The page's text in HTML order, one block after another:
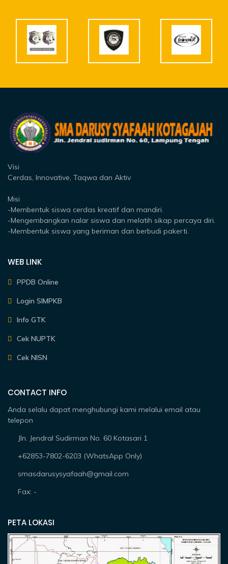
Visi
Cerdas, Innovative, Taqwa dan Aktiv
Misi
-Membentuk siswa cerdas kreatif dan mandiri.
-Mengembangkan nalar siswa dan melatih sikap percaya diri.
-Membentuk siswa yang beriman dan berbudi pakerti.
WEB LINK
PPDB Online
Login SIMPKB
Info GTK
Cek NUPTK
Cek NISN
CONTACT INFO
Anda selalu dapat menghubungi kami melalui email atau
telepon
Jln. Jendral Sudirman No. 60 Kotasari 1
+62853-7802-6203 (WhatsApp Only)
smasdarusysyafaah@gmail.com
Fax: -
PETA LOKASI